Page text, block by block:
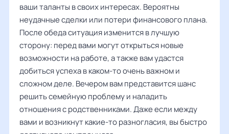
ваши таланты в своих интересах. Вероятны
неудачные сделки или потери финансового плана.
После обеда ситуация изменится в лучшую
сторону: перед вами могут открыться новые
возможности на работе, а также вам удастся
добиться успеха в каком-то очень важном и
сложном деле. Вечером вам представится шанс
решить семейную проблему и наладить
отношения с родственниками. Даже если между
вами и возникнут какие-то разногласия, вы быстро